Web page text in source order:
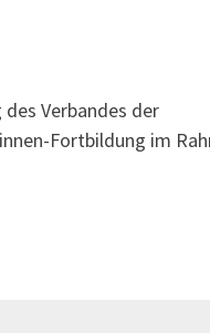
Verbandes der
Fortbildung im